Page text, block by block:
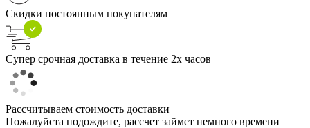
Скидки постоянным покупателям
Супер срочная доставка в течение 2х часов
Рассчитываем стоимость доставки
Пожалуйста подождите, рассчет займет немного времени